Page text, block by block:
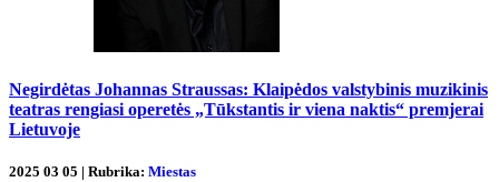
Negirdėtas Johannas Straussas: Klaipėdos valstybinis muzikinis
teatras rengiasi operetės „Tūkstantis ir viena naktis“ premjerai
Lietuvoje
2025 03 05 | Rubrika: Miestas